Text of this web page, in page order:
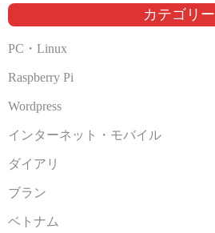
ブ
カテゴリー
PC・Linux
Raspberry Pi
Wordpress
インターネット・モバイル
ダイアリ
ブラン
ベトナム